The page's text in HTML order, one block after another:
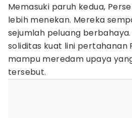
Memasuki paruh kedua,
lebih menekan. Mereka
sejumlah peluang
soliditas kuat lini pertahanan
mampu meredam upaya
tersebut.